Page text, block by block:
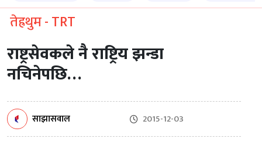
तेह्रथुम - TRT
राष्ट्रसेवकले नै राष्ट्रिय झन्डा
नचिनेपछि…
साझासवाल 2015-12-03